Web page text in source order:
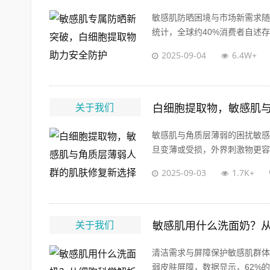
敏感肌防晒困境与市场新需求
统计，全球约40%消费者自述
2025-09-04 6.4W+
关于我们 白细胞提取物，敏感肌
敏感肌与角质层薄弱的困扰敏
旦变薄或受损，外界刺激物更
2025-09-03 1.7K+
关于我们 敏感肌用什么洗面奶？
清洁需求与屏障保护敏感肌群
弱皮肤屏障，数据显示，62%